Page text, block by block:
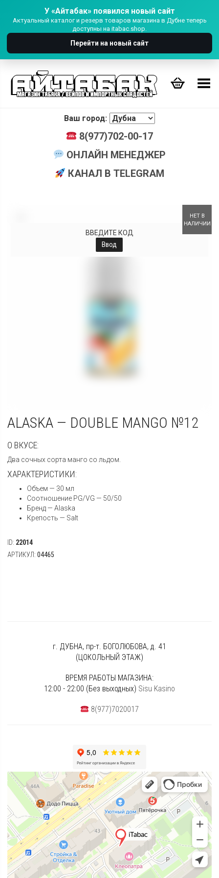
У «Айтабак» появился новый сайт
Актуальный каталог и резерв товаров магазина в Дубне теперь
доступны на itabac.shop.
Перейти на новый сайт
Переключить Меню
Ваш город:
8(977)702-00-17
ОНЛАЙН МЕНЕДЖЕР
КАНАЛ В TELEGRAM
НЕТ В
НАЛИЧИИ
ВВЕДИТЕ КОД
Ввод
ALASKA — DOUBLE MANGO №12
О ВКУСЕ:
Два сочных сорта манго со льдом.
ХАРАКТЕРИСТИКИ:
Объем — 30 мл
Соотношение PG/VG — 50/50
Бренд — Alaska
Крепость — Salt
ID: 22014
АРТИКУЛ: 04465
г. ДУБНА, пр-т. БОГОЛЮБОВА, д. 41
(ЦОКОЛЬНЫЙ ЭТАЖ)
ВРЕМЯ РАБОТЫ МАГАЗИНА:
12:00 - 22:00 (Без выходных) Sisu Kasino
8(977)7020017